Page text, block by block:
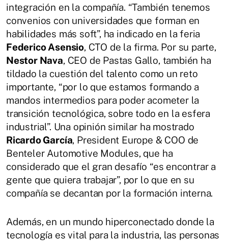
integración en la compañía. “También tenemos
convenios con universidades que forman en
habilidades más soft”, ha indicado en la feria
Federico Asensio, CTO de la firma. Por su parte,
Nestor Nava, CEO de Pastas Gallo, también ha
tildado la cuestión del talento como un reto
importante, “por lo que estamos formando a
mandos intermedios para poder acometer la
transición tecnológica, sobre todo en la esfera
industrial”. Una opinión similar ha mostrado
Ricardo García, President Europe & COO de
Benteler Automotive Modules, que ha
considerado que el gran desafío “es encontrar a
gente que quiera trabajar”, por lo que en su
compañía se decantan por la formación interna.
Además, en un mundo hiperconectado donde la
tecnología es vital para la industria, las personas